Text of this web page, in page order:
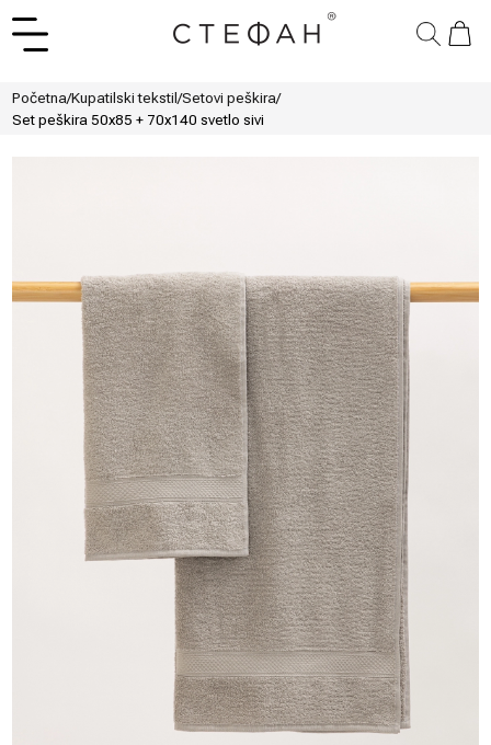
Početna/Kupatilski tekstil/Setovi peškira/
Set peškira 50x85 + 70x140 svetlo sivi